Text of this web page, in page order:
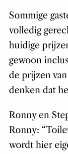
Sommige
volledig
huidige
gewoon
de prijzen
denken dat
Ronny en
Ronny:
wordt hier